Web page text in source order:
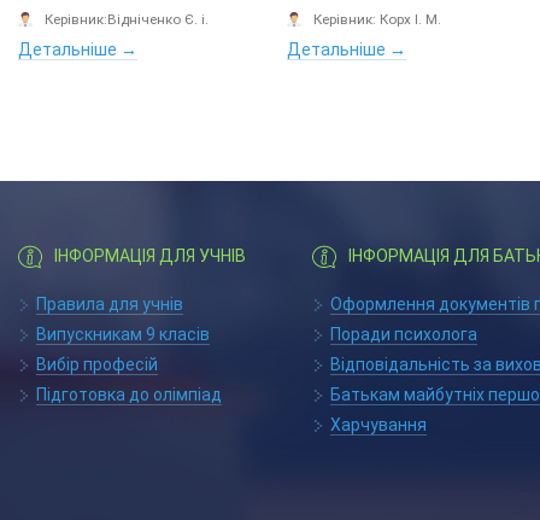
Керівник:Відніченко Є. і.
Детальніше →
Керівник: Корх І. М.
Детальніше →
ІНФОРМАЦІЯ ДЛЯ УЧНІВ
Правила для учнів
Випускникам 9 класів
Вибір професій
Підготовка до олімпіад
ІНФОРМАЦІЯ ДЛЯ
Оформлення документів
Поради психолога
Відповідальність за
Батькам майбутніх
Харчування